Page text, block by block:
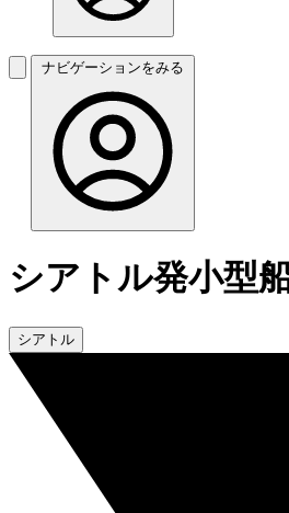
ナビゲーションをみる
シアトル発小型
シアトル